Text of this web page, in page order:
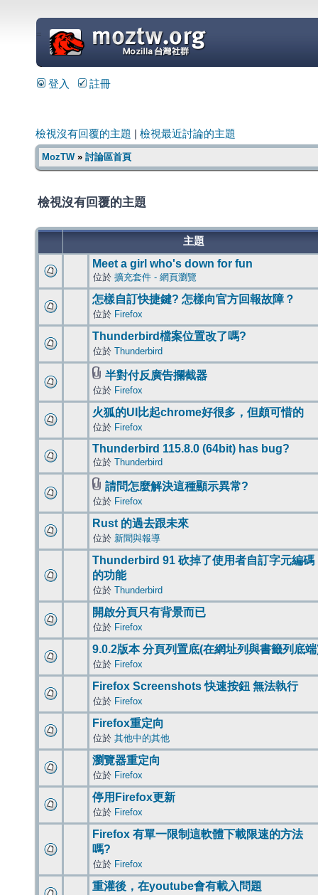
=
登入 註冊
檢視沒有回覆的主題 檢視最近討論的主題
MozTW» 討論區首頁
檢視沒有回覆的主題
主題
Meet a girl who's down for fun
位於 擴充套件 - 網頁瀏覽
怎樣自訂快捷鍵? 怎樣向官方回報故障？
位於 Firefox
Thunderbird檔案位置改了嗎?
位於 Thunderbird
半對付反廣告攔截器
位於 Firefox
火狐的UI比起chrome好很多，但頗可惜的
位於 Firefox
Thunderbird 115.8.0 (64bit) has bug?
位於 Thunderbird
請問怎麼解決這種顯示異常?
位於 Firefox
Rust 的過去跟未來
位於 新聞與報導
Thunderbird 91 砍掉了使用者自訂字元編碼
的功能
位於 Thunderbird
開啟分頁只有背景而已
位於 Firefox
9.0.2版本 分頁列置底(在網址列與書籤列底
位於 Firefox
Firefox Screenshots 快速按鈕 無法執行
位於 Firefox
Firefox重定向
位於 其他中的其他
瀏覽器重定向
位於 Firefox
停用Firefox更新
位於 Firefox
Firefox 有單一限制這軟體下載限速的方法
嗎?
位於 Firefox
重灌後，在youtube會有載入問題